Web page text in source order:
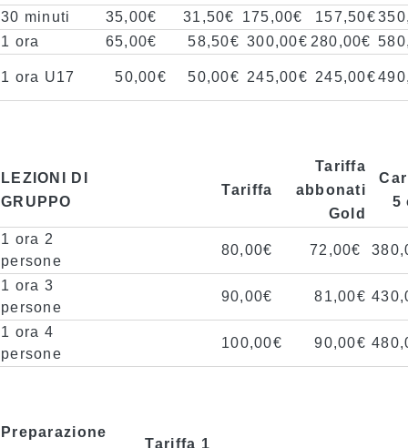
30 minuti 35,00€ 31,50€ 175,00€ 157,50€
1 ora
65,00€ 58,50€ 300,00€ 280,00€
1 ora U17 50,00€ 50,00€ 245,00€ 245,00€
LEZIONI DI
GRUPPO
Tariffa
Tariffa
abbonati
Gold
5
1 ora 2
persone
80,00€ 72,00€
1 ora 3
persone
90,00€ 81,00€
1 ora 4
persone
100,00€ 90,00€
Preparazione
Tariffa 1